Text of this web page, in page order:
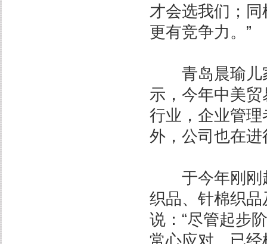
才会选我们；
更有竞争力。”
青岛晨瑜儿家
示，今年中美贸
行业，企业管
外，公司也在
于今年刚刚起
织品、针棉织
说：“尽管起步
常心应对。已